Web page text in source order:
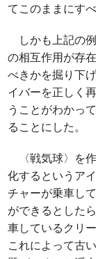
てこのままにす
しかも上記の
の相互作用が存
べきかを掘り下
イバーを正しく
うことがわかっ
ることにした。
〈戦気球〉を
化するというア
チャーが乗車し
ができるとした
車しているクリ
これによって古